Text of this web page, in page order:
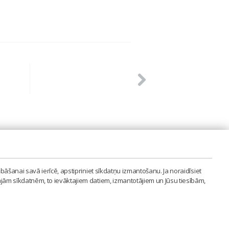
savā ierīcē, apstipriniet sīkdatņu izmantošanu. Ja noraidīsiet
sīkdatnēm, to ievāktajiem datiem, izmantotājiem un Jūsu tiesībām,